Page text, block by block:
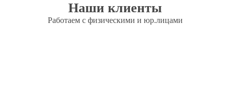
Наши клиенты
Работаем с физическими и юр.лицами